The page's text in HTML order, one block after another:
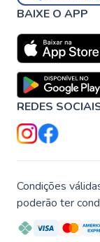
BAIXE O APP
REDES
Condições
poderão ter